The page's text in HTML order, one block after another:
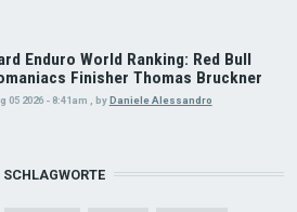
Enduro World Ranking: Red Bull
Finisher Thomas Bruckner
05 2026 - 8:41am byDaniele Alessandro
SCHLAGWORTE